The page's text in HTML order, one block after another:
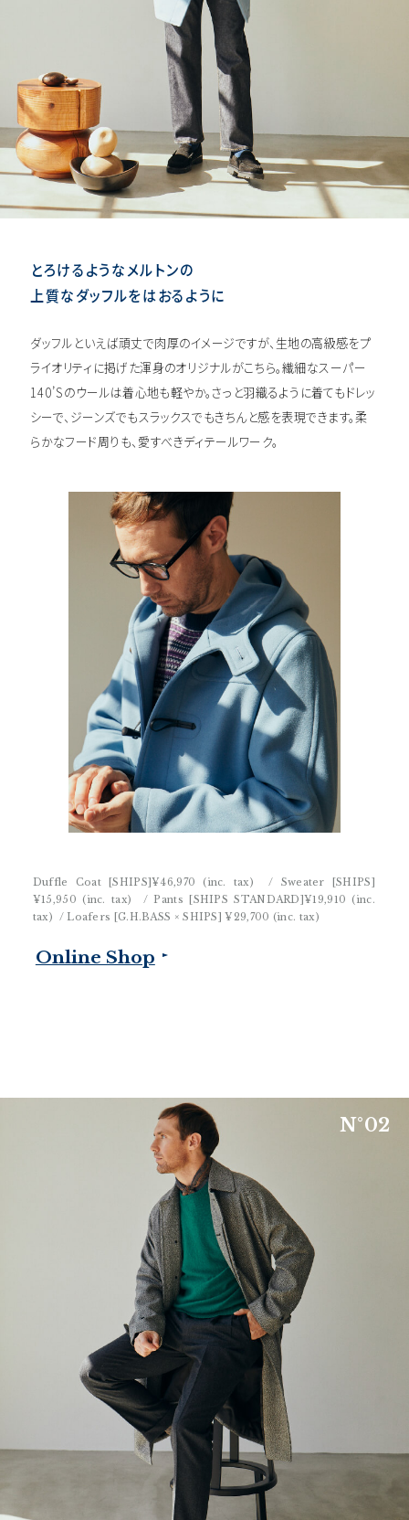
Duffle Coat [SHIPS]¥46,970 (inc. tax)
/ Sweater [SHIPS]
¥15,950 (inc. tax)
/ Pants [SHIPS STANDARD]¥19,910 (inc.
tax)
/ Loafers [G.H.BASS × SHIPS]¥29,700 (inc. tax)
Online Shop
とろけるようなメルトンの
上質なダッフルをはおるように
ダッフルといえば頑丈で肉厚のイメージですが、生地の高級感をプ
ライオリティに掲げた渾身のオリジナルがこちら。繊細なスーパー
140’Sのウールは着心地も軽やか。さっと羽織るように着てもドレッ
シーで、ジーンズでもスラックスでもきちんと感を表現できます。柔
らかなフード周りも、愛すべきディテールワーク。
N°02